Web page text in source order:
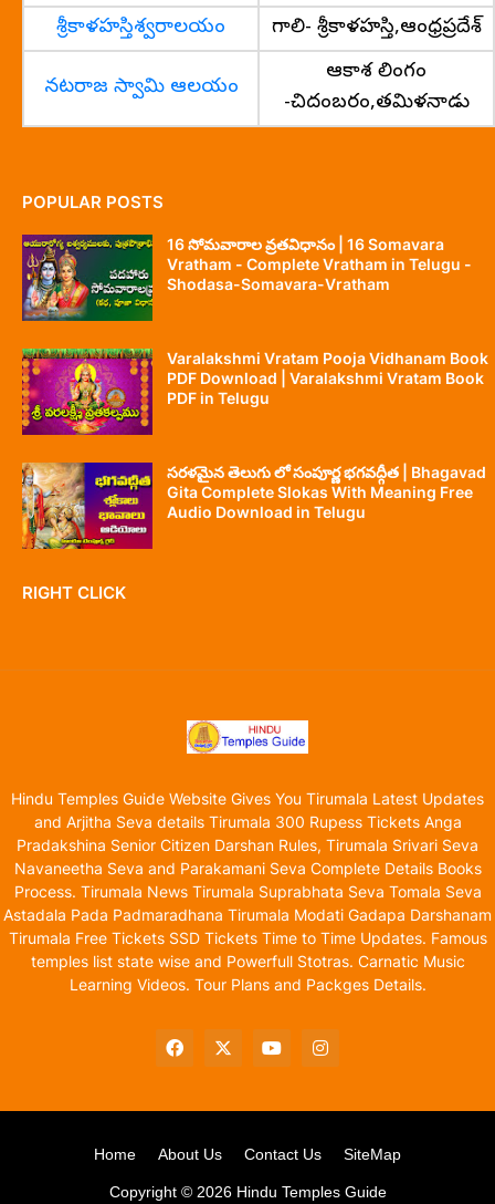
శ్రీకాళహస్తిశ్వరాలయం
గాలి- శ్రీకాళహస్తి,ఆంధ్రప్రదేశ్
నటరాజ స్వామి ఆలయం
ఆకాశ లింగం
-చిదంబరం,తమిళనాడు
POPULAR POSTS
16 సోమవారాల వ్రతవిధానం | 16 Somavara
Vratham - Complete Vratham in Telugu -
Shodasa-Somavara-Vratham
Varalakshmi Vratam Pooja Vidhanam Book
PDF Download | Varalakshmi Vratam Book
PDF in Telugu
సరళమైన తెలుగు లో సంపూర్ణ భగవద్గీత | Bhagavad
Gita Complete Slokas With Meaning Free
Audio Download in Telugu
RIGHT CLICK
Hindu Temples Guide Website Gives You Tirumala Latest Updates
and Arjitha Seva details Tirumala 300 Rupess Tickets Anga
Pradakshina Senior Citizen Darshan Rules, Tirumala Srivari Seva
Navaneetha Seva and Parakamani Seva Complete Details Books
Process. Tirumala News Tirumala Suprabhata Seva Tomala Seva
Astadala Pada Padmaradhana Tirumala Modati Gadapa Darshanam
Tirumala Free Tickets SSD Tickets Time to Time Updates. Famous
temples list state wise and Powerfull Stotras. Carnatic Music
Learning Videos. Tour Plans and Packges Details.
Copyright © 2026 Hindu Temples Guide
Home About Us Contact Us SiteMap